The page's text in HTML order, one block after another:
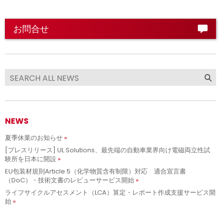
お問合せ
NEWS
夏季休業のお知らせ
[プレスリリース] UL Solutions、最先端の自動車業界向け電磁両立性試
験所を日本に開設
EU包装材規則Article 5（化学物質含有制限）対応 適合宣言書
（DoC）・技術文書のレビューサービス開始
ライフサイクルアセスメント（LCA）算定・レポート作成支援サービス開
始